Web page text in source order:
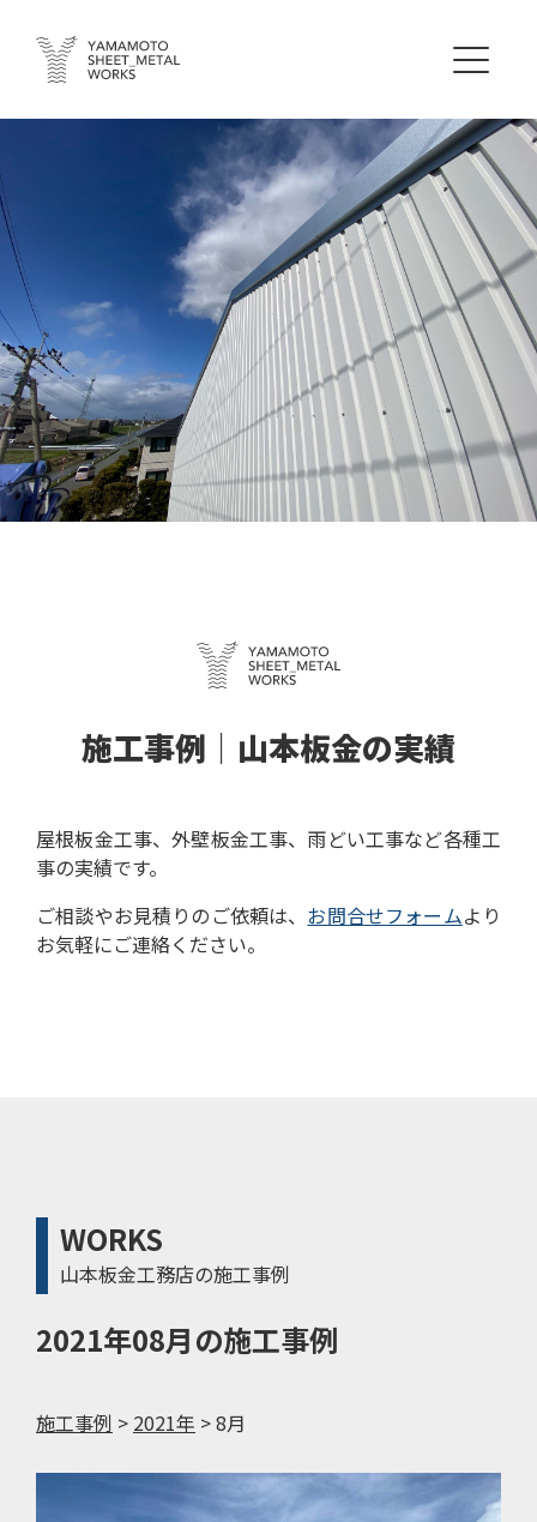
施工事例｜山本板金の実績
屋根板金工事、外壁板金工事、雨どい工事など各種工
事の実績です。
ご相談やお見積りのご依頼は、 お問合せフォームより
お気軽にご連絡ください。
WORKS
山本板金工務店の施工事例
2021年08月の施工事例
施工事例 > 2021年 >8月